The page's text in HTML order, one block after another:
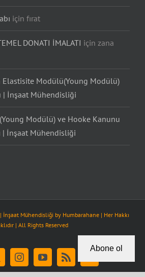
için fırat
DONATI İMALATI için zana
Elastisite Modülü(Young Modülü)
| İnşaat Mühendisliği
Modülü) ve Hooke Kanunu
| İnşaat Mühendisliği
| İnşaat Mühendisliği by Humbarahane | Her Hakkı
| All Rights Reserved
InstagramYouTubeRss Tiktok
Abone ol